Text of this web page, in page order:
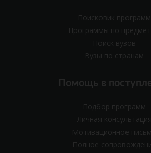
Поисковик программ
Программы по
Поиск вузов
Вузы по странам
Помощь в
Подбор программ
Личная консультация
Мотивационное
Полное